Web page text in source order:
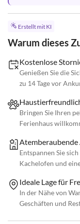
Erstellt mit KI
Warum dieses
Kostenlose
Genießen Sie die
zu 14 Tage vor
Bringen Sie Ihren
Ferienhaus
Entspannen Sie
Kachelofen und
Ideale Lage für
In der Nähe von
Geschäften und